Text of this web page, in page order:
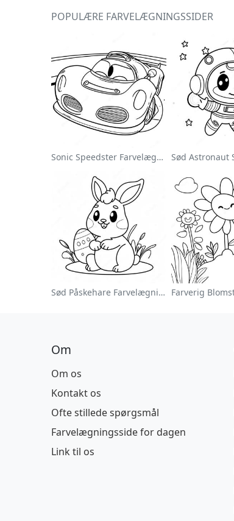
POPULÆRE FARVELÆGNINGSSIDER
Sonic Speedster Farvelægningsside
Sød Påskehare Farvelægningsside
Om
Om os
Kontakt os
Ofte stillede spørgsmål
Farvelægningsside for dagen
Link til os